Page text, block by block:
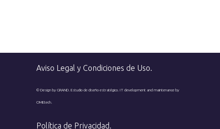
Aviso Legal y Condiciones de Uso.
© Design by GRAND. Estudio de diseño estratégico. IT development and maintenance by
OMEtech.
Política de Privacidad.